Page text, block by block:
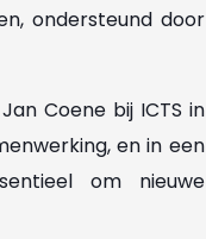
ondersteund door
Coene bij ICTS in
en in een
om nieuwe